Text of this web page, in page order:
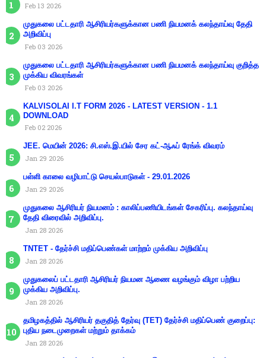
Feb 13 2026
முதுகலை பட்டதாரி ஆசிரியர்களுக்கான பணி நியமனக் கலந்தாய்வு தேதி
அறிவிப்பு
Feb 03 2026
முதுகலை பட்டதாரி ஆசிரியர்களுக்கான பணி நியமனக் கலந்தாய்வு குறித்த
முக்கிய விவரங்கள்
Feb 03 2026
KALVISOLAI I.T FORM 2026 - LATEST VERSION - 1.1
DOWNLOAD
Feb 02 2026
JEE. மெயின் 2026: சி.எஸ்.இ.யில் சேர கட்-ஆஃப் ரேங்க் விவரம்
Jan 29 2026
பள்ளி காலை வழிபாட்டு செயல்பாடுகள் - 29.01.2026
Jan 29 2026
முதுகலை ஆசிரியர் நியமனம் : காலிப்பணியிடங்கள் சேகரிப்பு. கலந்தாய்வு
தேதி விரைவில் அறிவிப்பு.
Jan 28 2026
TNTET - தேர்ச்சி மதிப்பெண்கள் மாற்றம் முக்கிய அறிவிப்பு
Jan 28 2026
முதுகலைப் பட்டதாரி ஆசிரியர் நியமன ஆணை வழங்கும் விழா பற்றிய
முக்கிய அறிவிப்பு.
Jan 28 2026
தமிழகத்தில் ஆசிரியர் தகுதித் தேர்வு (TET) தேர்ச்சி மதிப்பெண் குறைப்பு:
புதிய நடைமுறைகள் மற்றும் தாக்கம்
Jan 28 2026